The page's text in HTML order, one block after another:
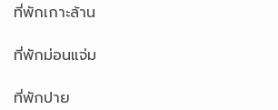
ที่พักเกาะล้าน
ที่พักม่อนแจ่ม
ที่พักปาย